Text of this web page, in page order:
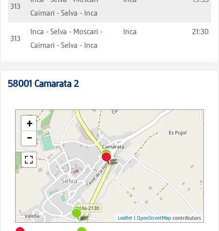
313
Caimari - Selva - Inca
313
Inca - Selva - Moscari -
Caimari - Selva - Inca
Inca 21:30
58001 Camarata 2